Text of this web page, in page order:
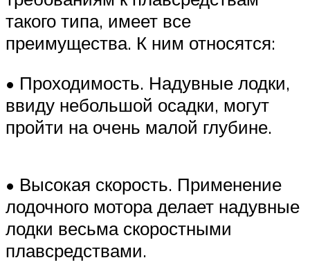
такого типа, имеет все
преимущества. К ним относятся:
• Проходимость. Надувные лодки,
ввиду небольшой осадки, могут
пройти на очень малой глубине.
• Высокая скорость. Применение
лодочного мотора делает надувные
лодки весьма скоростными
плавсредствами.